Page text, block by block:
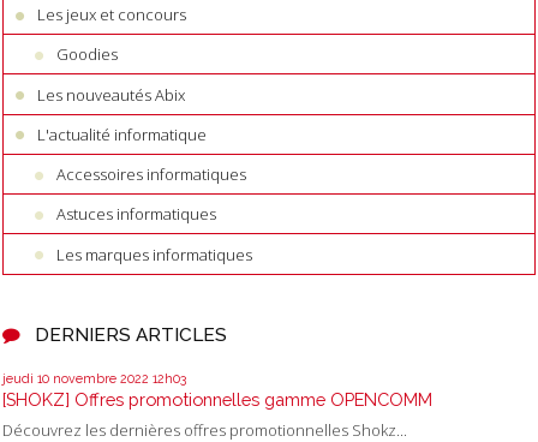
Les jeux et concours
Goodies
Les nouveautés Abix
L'actualité informatique
Accessoires informatiques
Astuces informatiques
Les marques informatiques
DERNIERS ARTICLES
jeudi 10 novembre 2022 12h03
[SHOKZ] Offres promotionnelles gamme OPENCOMM
Découvrez les dernières offres promotionnelles Shokz...